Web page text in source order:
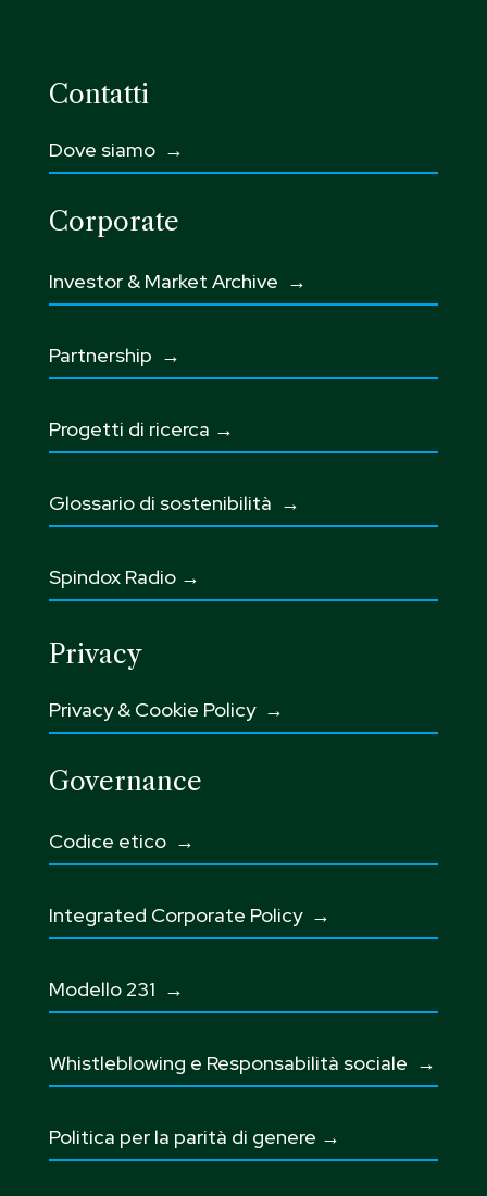
Contatti
Dove siamo →
Corporate
Investor & Market Archive →
Partnership →
Progetti di ricerca →
Glossario di sostenibilità →
Spindox Radio →
Privacy
Privacy & Cookie Policy →
Governance
Codice etico →
Integrated Corporate Policy →
Modello 231 →
Whistleblowing e Responsabilità sociale →
Politica per la parità di genere →